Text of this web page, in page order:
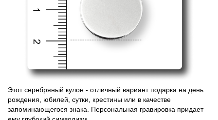
Этот серебряный кулон - отличный вариант подарка на день
рождения, юбилей, сутки, крестины или в качестве
запоминающегося знака. Персональная гравировка придает